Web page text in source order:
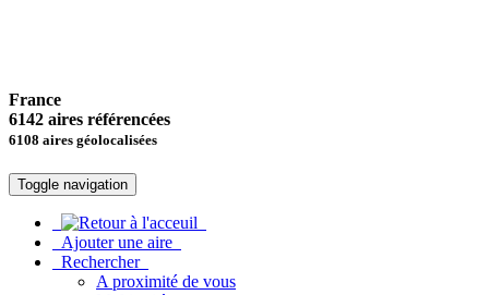
France
6142 aires référencées
6108 aires géolocalisées
Toggle navigation
Ajouter une aire
Rechercher
A proximité de vous